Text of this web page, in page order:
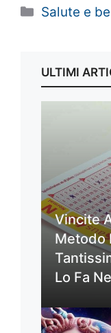
Categorie
Salute e
ULTIMI
Vincite
Metodo
Lo Fa